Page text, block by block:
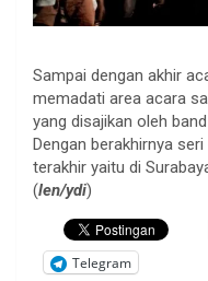
Sampai dengan akhir
memadati area acara
yang disajikan oleh
Dengan berakhirnya
terakhir yaitu di
(len/ydi)
Telegram